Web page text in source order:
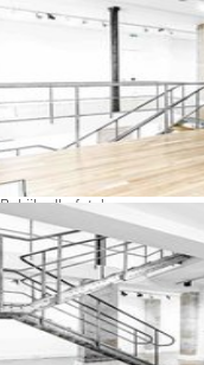
Bekijk alle foto's